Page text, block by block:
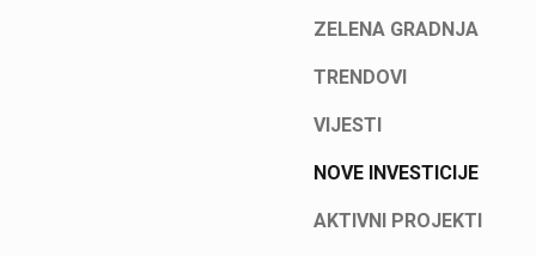
ZELENA GRADNJA
TRENDOVI
VIJESTI
NOVE INVESTICIJE
AKTIVNI PROJEKTI